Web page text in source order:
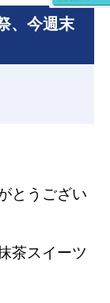
、今週末
とうござい
茶スイーツ